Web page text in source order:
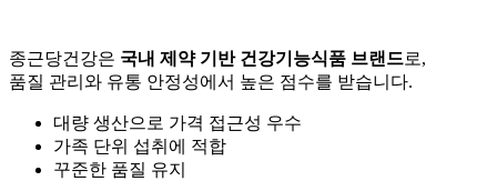
종근당건강은 국내 제약 기반 건강기능식품 브랜드로,
품질 관리와 유통 안정성에서 높은 점수를 받습니다.
대량 생산으로 가격 접근성 우수
가족 단위 섭취에 적합
꾸준한 품질 유지